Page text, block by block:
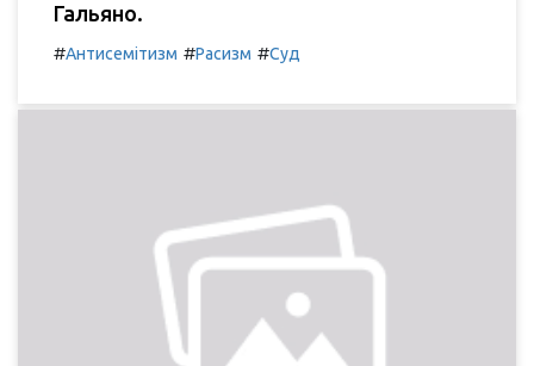
Гальяно.
#Антисемітизм #Расизм #Суд